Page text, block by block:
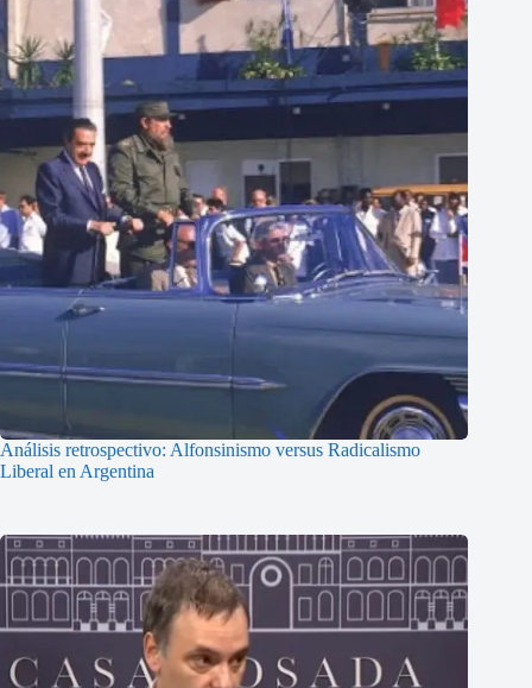
Análisis retrospectivo: Alfonsinismo versus Radicalismo
Liberal en Argentina